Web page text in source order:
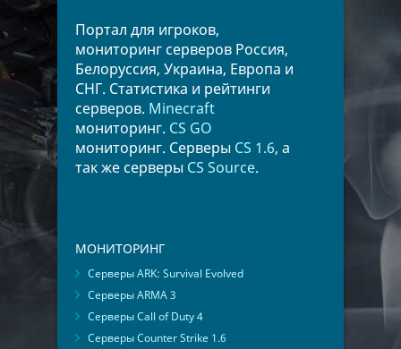
Портал для игроков,
мониторинг серверов Россия,
Белоруссия, Украина, Европа и
СНГ. Статистика и рейтинги
серверов. Minecraft
мониторинг. CS GO
мониторинг. Серверы CS 1.6, а
так же серверы CS Source.
МОНИТОРИНГ
Серверы ARK: Survival Evolved
Серверы ARMA 3
Серверы Call of Duty 4
Серверы Counter Strike 1.6